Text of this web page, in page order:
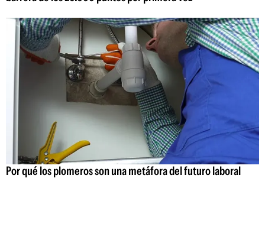
Por qué los plomeros son una metáfora del futuro laboral